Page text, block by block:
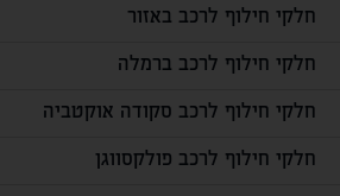
חלקי חילוף לרכב באזור
חלקי חילוף לרכב ברמלה
חלקי חילוף לרכב סקודה אוקטביה
חלקי חילוף לרכב פולקסווגן